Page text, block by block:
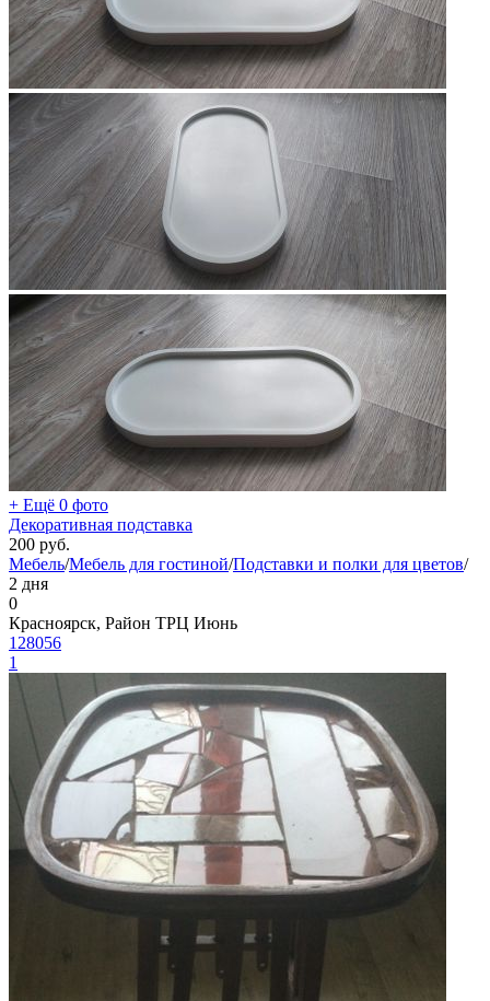
+ Ещё 0 фото
Декоративная подставка
200 руб.
Мебель/Мебель для гостиной/Подставки и полки для цветов/
2 дня
0
Красноярск, Район ТРЦ Июнь
128056
1